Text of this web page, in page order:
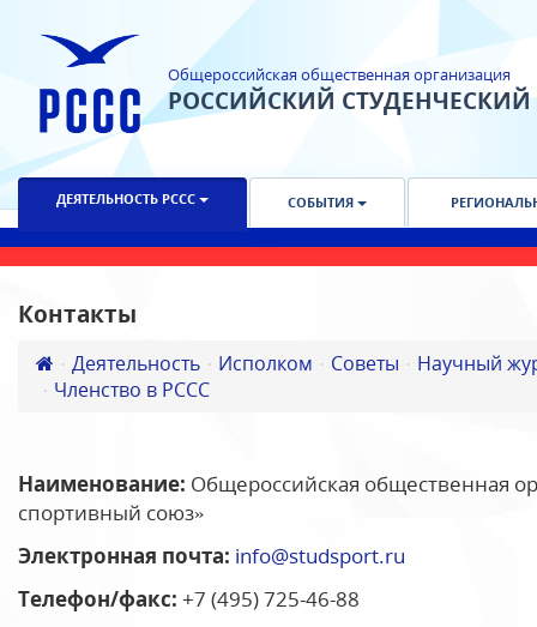
Общероссийская общественная организация
РОССИЙСКИЙ
ДЕЯТЕЛЬНОСТЬ РССС СОБЫТИЯ
Контакты
Деятельность Исполком Советы
Научный
Членство в РССС
Наименование: Общероссийская общественная
спортивный союз»
Электронная почта: info@studsport.ru
Телефон/факс: +7 (495) 725-46-88